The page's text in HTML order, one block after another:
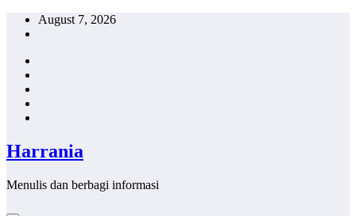
Skip
August 7, 2026
Harrania
Menulis dan berbagi informasi